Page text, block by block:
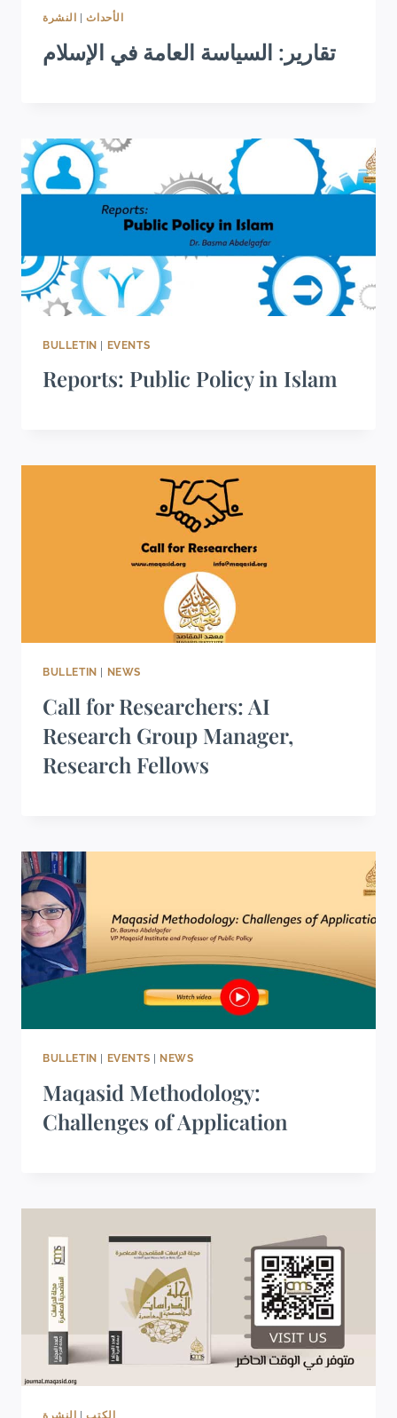
الأحداث| النشرة
تقارير: السياسة العامة في الإسلام
BULLETIN | EVENTS
Reports: Public Policy in Islam
BULLETIN NEWS
Call for Researchers: AI
Research Group Manager,
Research Fellows
BULLETIN EVENTS NEWS
Maqasid Methodology:
Challenges of Application